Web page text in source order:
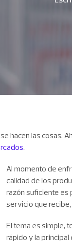
hacen las cosas.
.
Al momento de
calidad de los
razón suficiente es
servicio que
El tema es simple,
rápido y la